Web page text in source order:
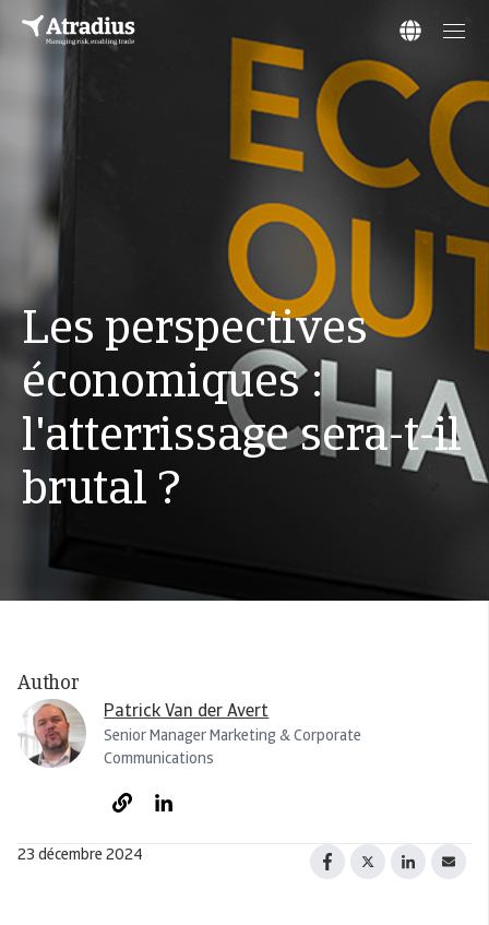
Les perspectives
économiques :
l'atterrissage sera-t-il
brutal ?
Author
Patrick Van der Avert
Senior Manager Marketing & Corporate
Communications
23 décembre 2024